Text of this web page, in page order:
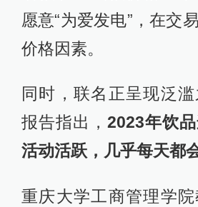
愿意“为爱发电”，在交
价格因素。
同时，联名正呈现泛
报告指出， 2023年饮
活动活跃，几乎每天都
重庆大学工商管理学